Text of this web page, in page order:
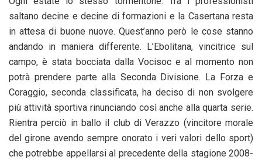
saltano decine e decine di formazioni e la Casertana resta
in attesa di buone nuove. Quest’anno però le cose stanno
andando in maniera differente. L’Ebolitana, vincitrice sul
campo, è stata bocciata dalla Vocisoc e al momento non
potrà prendere parte alla Seconda Divisione. La Forza e
Coraggio, seconda classificata, ha deciso di non svolgere
più attività sportiva rinunciando così anche alla quarta serie.
Rientra perciò in ballo il club di Verazzo (vincitore morale
del girone avendo sempre onorato i veri valori dello sport)
che potrebbe appellarsi al precedente della stagione 2008-